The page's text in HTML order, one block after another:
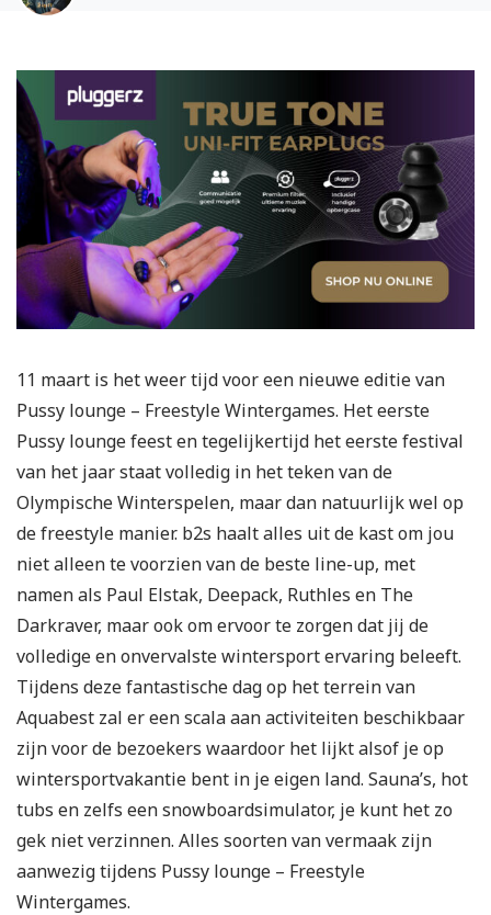
11 maart is het weer tijd voor een nieuwe editie van
Pussy lounge – Freestyle Wintergames. Het eerste
Pussy lounge feest en tegelijkertijd het eerste festival
van het jaar staat volledig in het teken van de
Olympische Winterspelen, maar dan natuurlijk wel op
de freestyle manier. b2s haalt alles uit de kast om jou
niet alleen te voorzien van de beste line-up, met
namen als Paul Elstak, Deepack, Ruthles en The
Darkraver, maar ook om ervoor te zorgen dat jij de
volledige en onvervalste wintersport ervaring beleeft.
Tijdens deze fantastische dag op het terrein van
Aquabest zal er een scala aan activiteiten beschikbaar
zijn voor de bezoekers waardoor het lijkt alsof je op
wintersportvakantie bent in je eigen land. Sauna’s, hot
tubs en zelfs een snowboardsimulator, je kunt het zo
gek niet verzinnen. Alles soorten van vermaak zijn
aanwezig tijdens Pussy lounge – Freestyle
Wintergames.